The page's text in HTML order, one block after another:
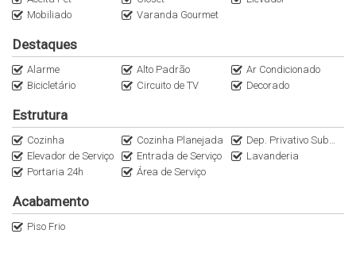
10 min do Shopping Iguatemi
Anuncie seu imóvel conosco
Instagram @ItalianaConsultoria
WhatsApp (11)95116.2558
Mobiliado
Varanda Gourmet
Destaques
Alarme Alto Padrão
Ar Condicionado
Bicicletário
Circuito de TV Decorado
Estrutura
Cozinha Cozinha Planejada
Dep. Privativo Subsolo
Elevador de Serviço
Entrada de Serviço
Lavanderia
Portaria 24h
Área de Serviço
Acabamento
Piso Frio